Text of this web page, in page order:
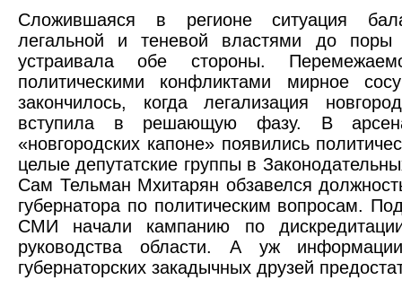
Сложившаяся в регионе ситуация
легальной и теневой властями до
устраивала обе стороны.
политическими конфликтами мирное
закончилось, когда легализация
вступила в решающую фазу. В
«новгородских капоне» появились
целые депутатские группы в
Сам Тельман Мхитарян обзавелся
губернатора по политическим вопросам.
СМИ начали кампанию по дискредитации
руководства области. А уж
губернаторских закадычных друзей